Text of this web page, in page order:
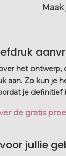
het ontwerp,
aan. Zo kun je
je
de gratis
jullie